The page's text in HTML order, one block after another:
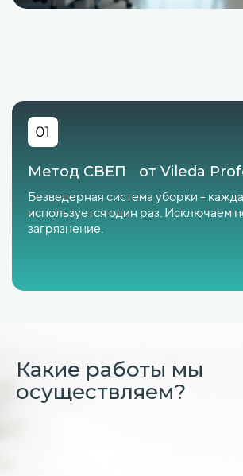
Метод СВЕП от Vileda
Безведерная система уборки -
используется один раз. Исключаем
загрязнение.
Какие работы мы
осуществляем?